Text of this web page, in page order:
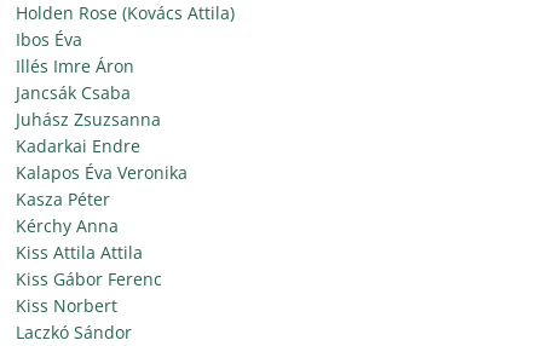
Holden Rose (Kovács Attila)
Ibos Éva
Illés Imre Áron
Jancsák Csaba
Juhász Zsuzsanna
Kadarkai Endre
Kalapos Éva Veronika
Kasza Péter
Kérchy Anna
Kiss Attila Attila
Kiss Gábor Ferenc
Kiss Norbert
Laczkó Sándor